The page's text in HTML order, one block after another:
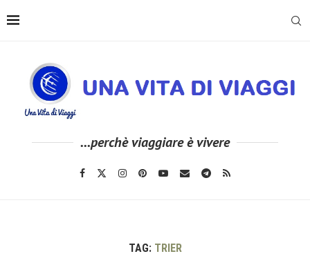
...perchè viaggiare è vivere
TAG: TRIER